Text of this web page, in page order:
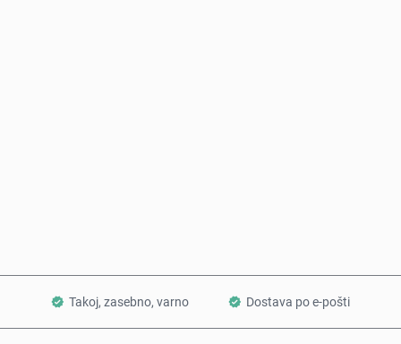
Takoj, zasebno, varno Dostava po e-pošti